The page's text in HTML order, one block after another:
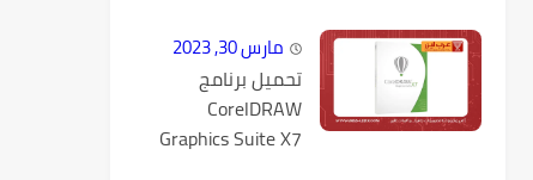
مع التفعيل
مارس 30, 2023
تحميل برنامج
CorelDRAW
Graphics Suite X7